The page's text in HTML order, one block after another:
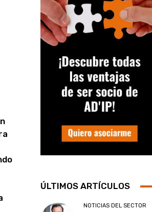
ÚLTIMOS ARTÍCULOS
NOTICIAS DEL SECTOR